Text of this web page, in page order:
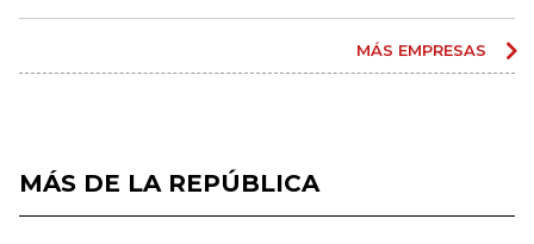
MÁS EMPRESAS
MÁS DE LA REPÚBLICA